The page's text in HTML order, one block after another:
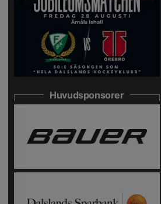
Huvudsponsorer